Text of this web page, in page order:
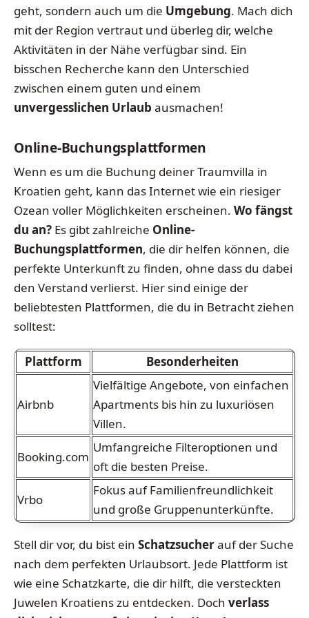
geht, sondern auch um die Umgebung. Mach dich
mit der Region vertraut und überleg dir, welche
Aktivitäten in der Nähe verfügbar sind. Ein
bisschen Recherche kann den Unterschied
zwischen einem guten und einem
unvergesslichen Urlaub ausmachen!
Online-Buchungsplattformen
Wenn es um die Buchung deiner Traumvilla in
Kroatien geht, kann das Internet wie ein riesiger
Ozean voller Möglichkeiten erscheinen. Wo fängst
du an? Es gibt zahlreiche Online-
Buchungsplattformen, die dir helfen können, die
perfekte Unterkunft zu finden, ohne dass du dabei
den Verstand verlierst. Hier sind einige der
beliebtesten Plattformen, die du in Betracht ziehen
solltest:
Plattform Besonderheiten
Airbnb
Vielfältige Angebote, von einfachen
Apartments bis hin zu luxuriösen
Villen.
Booking.com
Umfangreiche Filteroptionen und
oft die besten Preise.
Vrbo
Fokus auf Familienfreundlichkeit
und große Gruppenunterkünfte.
Stell dir vor, du bist ein Schatzsucherauf der Suche
nach dem perfekten Urlaubsort. Jede Plattform ist
wie eine Schatzkarte, die dir hilft, die versteckten
Juwelen Kroatiens zu entdecken. Doch verlass